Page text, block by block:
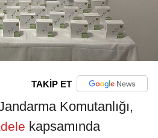
TAKİP ET
Komutanlığı,
kapsamında